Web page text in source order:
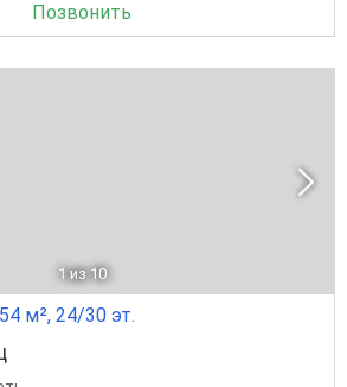
Позвонить
1 из 10
м², 24/30 эт.